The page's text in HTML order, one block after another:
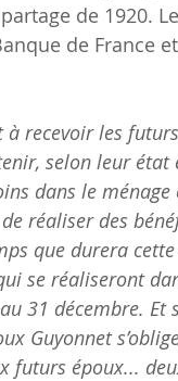
de 1920.
de France
à recevoir les
selon leur
dans le
réaliser des
que durera
se réaliseront
31 décembre.
Guyonnet
futurs époux...